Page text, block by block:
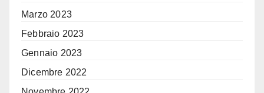
Marzo 2023
Febbraio 2023
Gennaio 2023
Dicembre 2022